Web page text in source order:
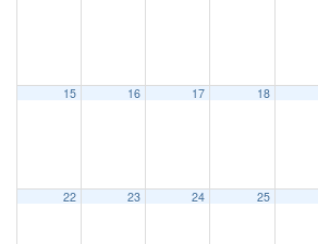
15 16 17 18
22 23 24 25